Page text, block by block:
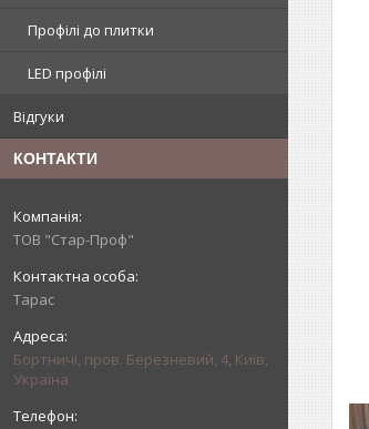
Профілі до плитки
LED профілі
Відгуки
КОНТАКТИ
ТОВ "Стар-Проф"
Тарас
Бортничі, пров. Березневий, 4, Київ,
Україна